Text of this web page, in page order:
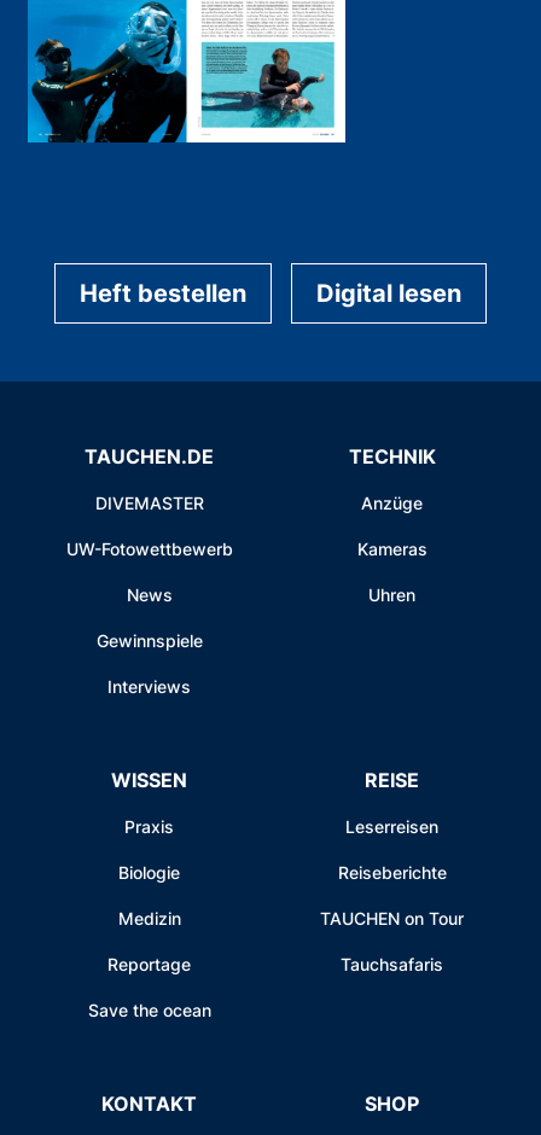
Heft bestellen Digital lesen
TAUCHEN.DE
DIVEMASTER
UW-Fotowettbewerb
News
Gewinnspiele
Interviews
TECHNIK
Anzüge
Kameras
Uhren
WISSEN
Praxis
Biologie
Medizin
Reportage
Save the ocean
REISE
Leserreisen
Reiseberichte
TAUCHEN on Tour
Tauchsafaris
KONTAKT SHOP